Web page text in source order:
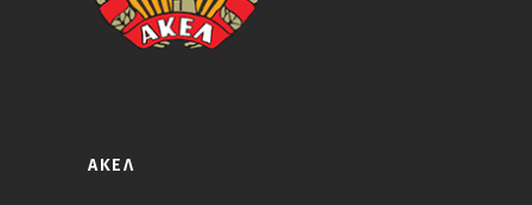
ΑΚΕΛ